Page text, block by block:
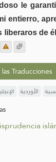
le
entierro,
liberaros de
Traducciones
الأوردية